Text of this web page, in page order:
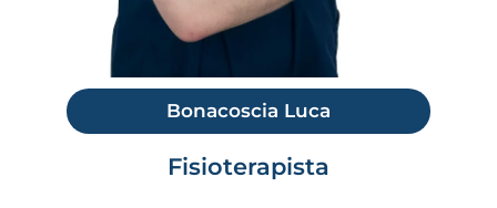
Bonacoscia Luca
Fisioterapista